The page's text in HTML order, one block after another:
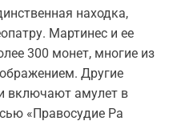
находка,
Мартинес и ее
300 монет, многие из
Другие
включают амулет в
«Правосудие Ра